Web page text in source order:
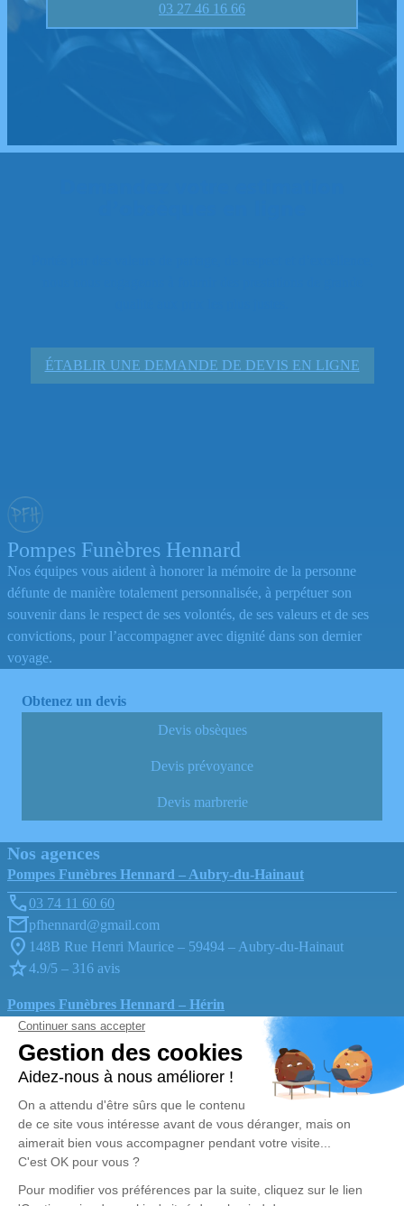
03 27 46 16 66
ÉTABLIR UNE DEMANDE DE DEVIS EN LIGNE
Pompes Funèbres Hennard
Nos équipes vous aident à honorer la mémoire de la personne
défunte de manière totalement personnalisée, à perpétuer son
souvenir dans le respect de ses volontés, de ses valeurs et de ses
convictions, pour l’accompagner avec dignité dans son dernier
voyage.
Obtenez un devis
Devis obsèques
Devis prévoyance
Devis marbrerie
Nos agences
Pompes Funèbres Hennard – Aubry-du-Hainaut
03 74 11 60 60
pfhennard@gmail.com
148B Rue Henri Maurice – 59494 – Aubry-du-Hainaut
4.9/5 – 316 avis
Pompes Funèbres Hennard – Hérin
03 74 11 70 56
pfhennard@gmail.com
42, Rue Jean-Jacques Rousseau – 59195 – Hérin
4.9/5 – 290 avis
Nos Services
Organiser des obsèques
Monuments funéraires
Services aux familles
Liens utiles
Avis de décès
agence